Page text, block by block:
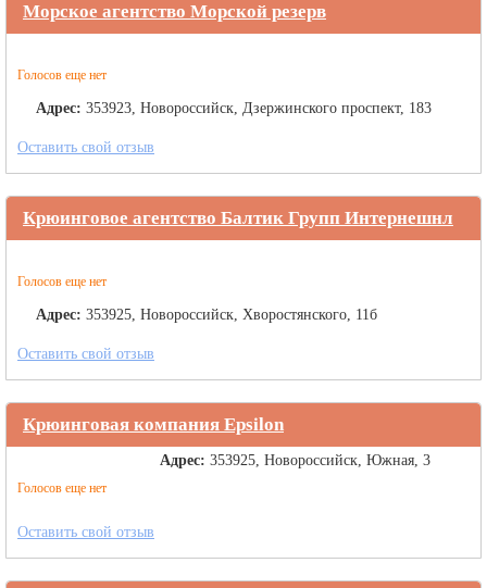
Морское агентство Морской резерв
Голосов еще нет
Адрес: 353923, Новороссийск, Дзержинского проспект, 183
Оставить свой отзыв
Крюинговое агентство Балтик Групп Интернешнл
Голосов еще нет
Адрес: 353925, Новороссийск, Хворостянского, 11б
Оставить свой отзыв
Крюинговая компания Epsilon
Голосов еще нет
Адрес: 353925, Новороссийск, Южная, 3
Оставить свой отзыв